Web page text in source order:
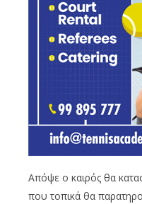
Απόψε ο καιρός θα
που τοπικά θα